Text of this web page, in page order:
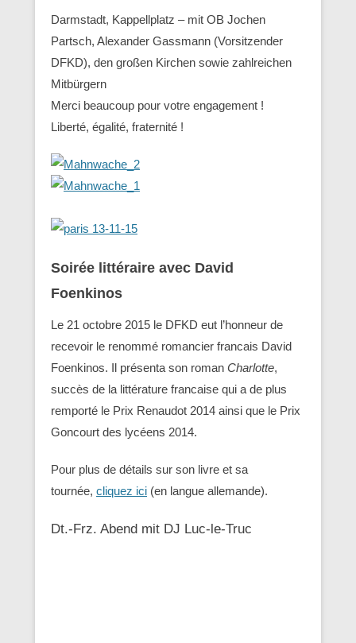
Darmstadt, Kappellplatz – mit OB Jochen
Partsch, Alexander Gassmann (Vorsitzender
‪‎DFKD), den großen Kirchen sowie zahlreichen
Mitbürgern
Merci beaucoup pour votre engagement !
Liberté, égalité, fraternité !
Soirée littéraire avec David
Foenkinos
Le 21 octobre 2015 le DFKD eut l’honneur de
recevoir le renommé romancier francais David
Foenkinos. Il présenta son roman Charlotte,
succès de la littérature francaise qui a de plus
remporté le Prix Renaudot 2014 ainsi que le Prix
Goncourt des lycéens 2014.
Pour plus de détails sur son livre et sa
tournée, cliquez ici (en langue allemande).
Dt.-Frz. Abend mit DJ Luc-le-Truc